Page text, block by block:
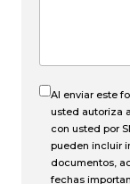
Al enviar este
usted autoriza a
con usted por
pueden incluir
documentos,
fechas